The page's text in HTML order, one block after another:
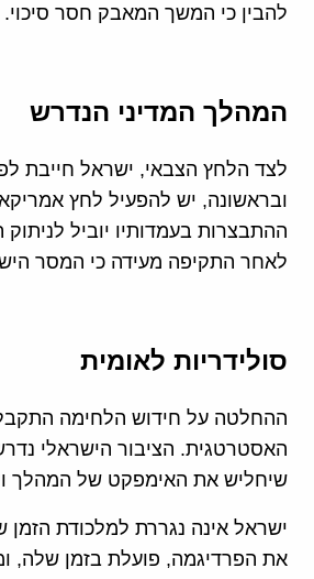
להבין כי המשך המאבק חסר סיכוי.
המהלך המדיני הנדרש
לצד הלחץ הצבאי, ישראל חייבת
ובראשונה, יש להפעיל לחץ
ההתבצרות בעמדותיו יוביל
לאחר התקיפה מעידה כי המסר
סולידריות לאומית
ההחלטה על חידוש הלחימה
האסטרטגית. הציבור הישראלי
שיחליש את האימפקט של המהלך
ישראל אינה נגררת למלכודת
את הפרדיגמה, פועלת בזמן שלה,